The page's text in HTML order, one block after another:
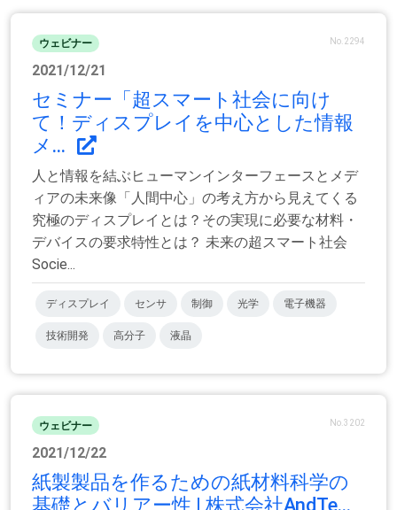
ウェビナー No.2294
2021/12/21
セミナー「超スマート社会に向け
て！ディスプレイを中心とした情報
メ...
人と情報を結ぶヒューマンインターフェースとメデ
ィアの未来像「人間中心」の考え方から見えてくる
究極のディスプレイとは？その実現に必要な材料・
デバイスの要求特性とは？ 未来の超スマート社会
Socie...
ディスプレイ センサ 制御 光学 電子機器
技術開発 高分子 液晶
ウェビナー No.3202
2021/12/22
紙製製品を作るための紙材料科学の
基礎とバリアー性 | 株式会社AndTe...